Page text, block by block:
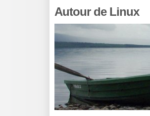
Autour de Linux